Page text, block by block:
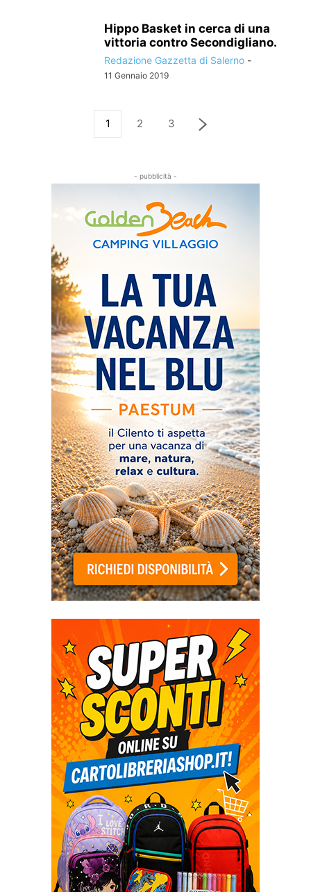
Hippo Basket in cerca di una
vittoria contro Secondigliano.
Redazione Gazzetta di Salerno -
11 Gennaio 2019
1 2 3
- pubblicità -